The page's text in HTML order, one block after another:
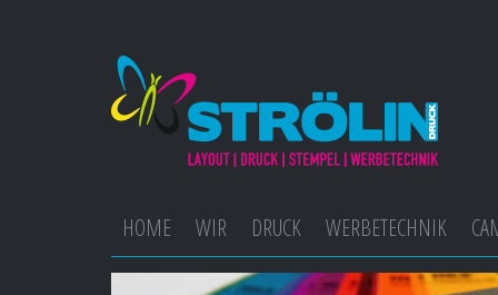
HOME WIR DRUCK WERBETECHNIK